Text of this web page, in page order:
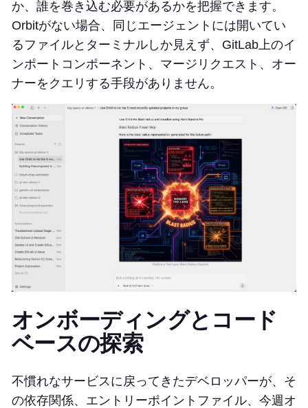
か、誰を巻き込む必要があるかを把握できます。
Orbitがない場合、同じエージェントには開いてい
るファイルとターミナルしか見えず、GitLab上のイ
ンポートコンポーネント、マージリクエスト、オー
ナーをクエリする手段がありません。
オンボーディングとコード
ベースの探索
不慣れなサービスに戻ってきたデベロッパーが、そ
の依存関係、エントリーポイントファイル、今週オ